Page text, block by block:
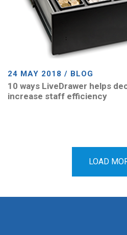
24 MAY 2018 / BLOG
10 ways LiveDrawer helps
increase staff efficiency
LOAD